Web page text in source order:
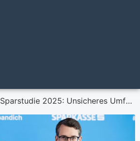
Sparstudie 2025: Unsicheres Umfeld sorgt für Unzufriedenheit bei heimischen Sparer:innen